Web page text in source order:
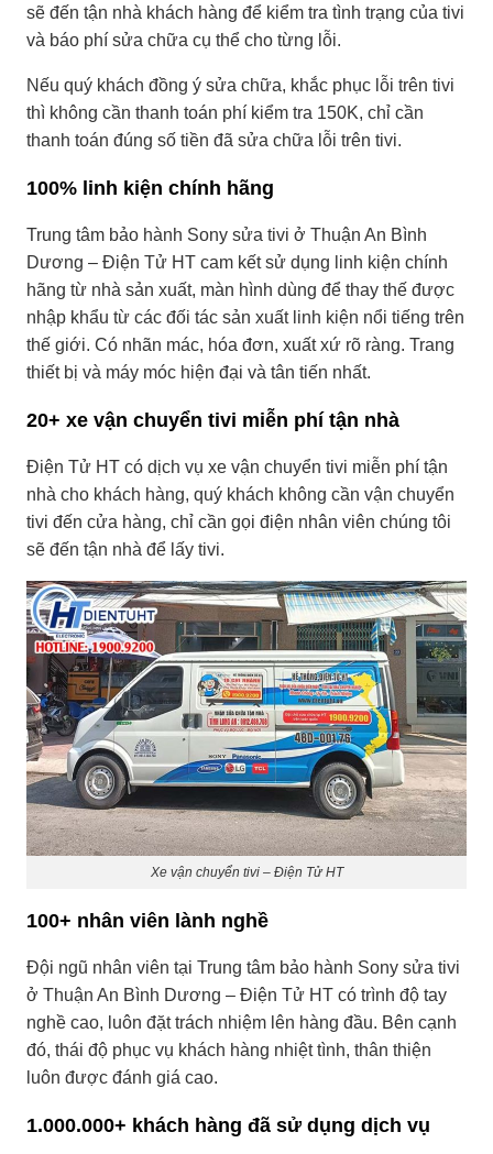
sẽ đến tận nhà khách hàng để kiểm tra tình trạng của tivi
và báo phí sửa chữa cụ thể cho từng lỗi.
Nếu quý khách đồng ý sửa chữa, khắc phục lỗi trên tivi
thì không cần thanh toán phí kiểm tra 150K, chỉ cần
thanh toán đúng số tiền đã sửa chữa lỗi trên tivi.
100% linh kiện chính hãng
Trung tâm bảo hành Sony sửa tivi ở Thuận An Bình
Dương – Điện Tử HT cam kết sử dụng linh kiện chính
hãng từ nhà sản xuất, màn hình dùng để thay thế được
nhập khẩu từ các đối tác sản xuất linh kiện nổi tiếng trên
thế giới. Có nhãn mác, hóa đơn, xuất xứ rõ ràng. Trang
thiết bị và máy móc hiện đại và tân tiến nhất.
20+ xe vận chuyển tivi miễn phí tận nhà
Điện Tử HT có dịch vụ xe vận chuyển tivi miễn phí tận
nhà cho khách hàng, quý khách không cần vận chuyển
tivi đến cửa hàng, chỉ cần gọi điện nhân viên chúng tôi
sẽ đến tận nhà để lấy tivi.
Xe vận chuyển tivi – Điện Tử HT
100+ nhân viên lành nghề
Đội ngũ nhân viên tại Trung tâm bảo hành Sony sửa tivi
ở Thuận An Bình Dương – Điện Tử HT có trình độ tay
nghề cao, luôn đặt trách nhiệm lên hàng đầu. Bên cạnh
đó, thái độ phục vụ khách hàng nhiệt tình, thân thiện
luôn được đánh giá cao.
1.000.000+ khách hàng đã sử dụng dịch vụ